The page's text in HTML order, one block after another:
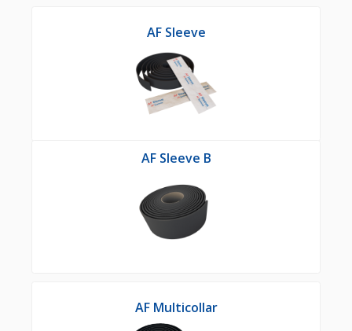
AF Sleeve
AF Sleeve B
AF Multicollar